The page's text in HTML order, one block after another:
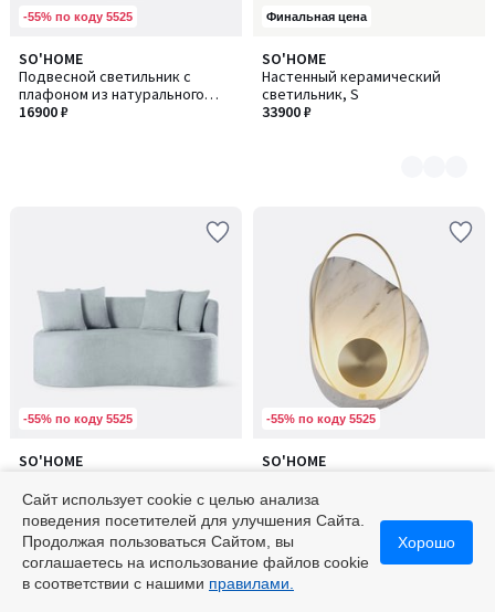
-55% по коду 5525
SO'HOME
Подвесной светильник с
плафоном из натурального
джута
16900 ₽
Финальная цена
SO'HOME
Настенный керамический
светильник, S
33900 ₽
Количество
цветов:
3
-55% по коду 5525
SO'HOME
букле
125100 ₽
Количество
4
-55% по коду 5525
SO'HOME
светодиодный с мраморной
фактурой
19300 ₽
Количество
2
Сайт использует cookie с целью анализа
поведения посетителей для улучшения Сайта.
Продолжая пользоваться Сайтом, вы
соглашаетесь на использование файлов cookie
в соответствии с нашими правилами.
Хорошо